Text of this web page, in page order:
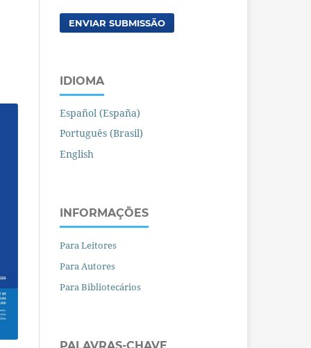
ENVIAR SUBMISSÃO
IDIOMA
Español (España)
Português (Brasil)
English
INFORMAÇÕES
Para Leitores
Para Autores
Para Bibliotecários